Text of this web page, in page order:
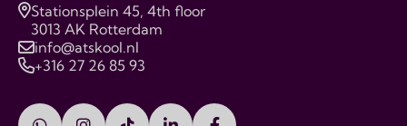
Stationsplein 45, 4th floor
3013 AK Rotterdam
info@atskool.nl
+316 27 26 85 93